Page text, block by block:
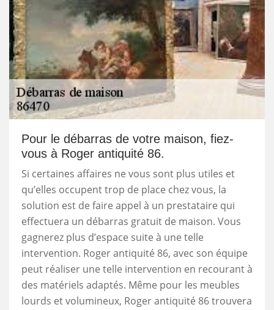
Pour le débarras de votre maison, fiez-
vous à Roger antiquité 86.
Si certaines affaires ne vous sont plus utiles et
qu’elles occupent trop de place chez vous, la
solution est de faire appel à un prestataire qui
effectuera un débarras gratuit de maison. Vous
gagnerez plus d’espace suite à une telle
intervention. Roger antiquité 86, avec son équipe
peut réaliser une telle intervention en recourant à
des matériels adaptés. Même pour les meubles
lourds et volumineux, Roger antiquité 86 trouvera